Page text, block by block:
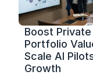
Boost
Portfolio
Scale AI
Growth